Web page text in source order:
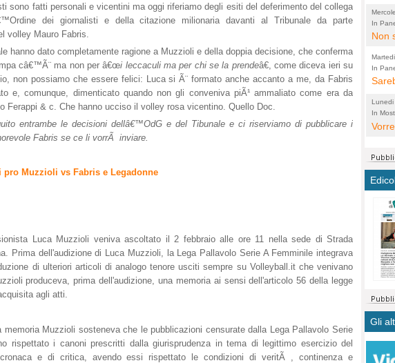
sono fatti personali e vicentini ma oggi riferiamo degli esiti del deferimento del collega
dei giornalisti e della citazione milionaria davanti al Tribunale da parte
volley Mauro Fabris.
hanno dato completamente ragione a Muzzioli e della doppia decisione, che conferma
câ€™Ã¨ ma non per â€œi leccaculi ma per chi se la prendeâ€, come diceva ieri su
non possiamo che essere felici: Luca si Ã¨ formato anche accanto a me, da Fabris
e, comunque, dimenticato quando non gli conveniva piÃ¹ ammaliato come era da
Ferappi & c. Che hanno ucciso il volley rosa vicentino. Quello Doc.
entrambe le decisioni dellâ€™OdG e del Tibunale e ci riserviamo di pubblicare i
Fabris se ce li vorrÃ inviare.
pro Muzzioli vs Fabris e Legadonne
Luca Muzzioli veniva ascoltato il 2 febbraio alle ore 11 nella sede di Strada
Prima dell'audizione di Luca Muzzioli, la Lega Pallavolo Serie A Femminile integrava
di ulteriori articoli di analogo tenore usciti sempre su Volleyball.it che venivano
produceva, prima dell'audizione, una memoria ai sensi dell'articolo 56 della legge
agli atti.
memoria Muzzioli sosteneva che le pubblicazioni censurate dalla Lega Pallavolo Serie
rispettato i canoni prescritti dalla giurisprudenza in tema di legittimo esercizio del
e di critica, avendo essi rispettato le condizioni di veritÃ , continenza e
per
che
qui
PER
sono
(non
dal
Ora
la
ma
pace
In
Non
la
a
In
città,
In
di
e
alta
Gli